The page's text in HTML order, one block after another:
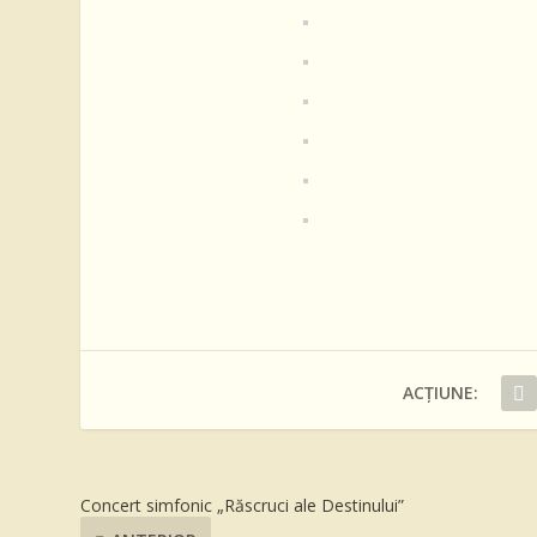
ACȚIUNE:
Concert simfonic „Răscruci ale Destinului”